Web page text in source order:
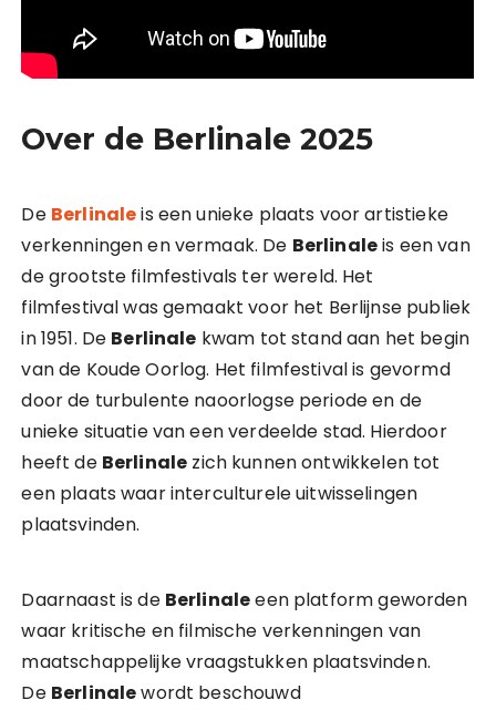
Over de Berlinale 2025
De Berlinaleis een unieke plaats voor artistieke
verkenningen en vermaak. De Berlinaleis een van
de grootste filmfestivals ter wereld. Het
filmfestival was gemaakt voor het Berlijnse publiek
in 1951. De Berlinale kwam tot stand aan het begin
van de Koude Oorlog. Het filmfestival is gevormd
door de turbulente naoorlogse periode en de
unieke situatie van een verdeelde stad. Hierdoor
heeft de Berlinale zich kunnen ontwikkelen tot
een plaats waar interculturele uitwisselingen
plaatsvinden.
Daarnaast is de Berlinaleeen platform geworden
waar kritische en filmische verkenningen van
maatschappelijke vraagstukken plaatsvinden.
De Berlinalewordt beschouwd